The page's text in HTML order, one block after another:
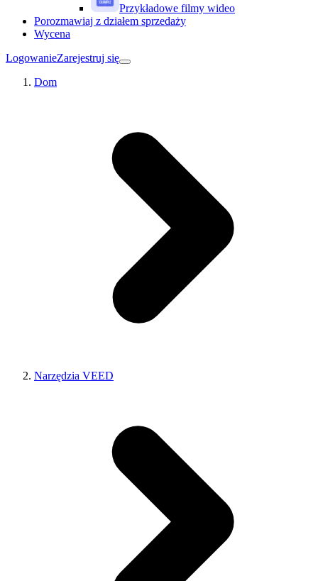
Przykładowe filmy wideo
Porozmawiaj z działem sprzedaży
Wycena
LogowanieZarejestruj się
Dom
Narzędzia VEED